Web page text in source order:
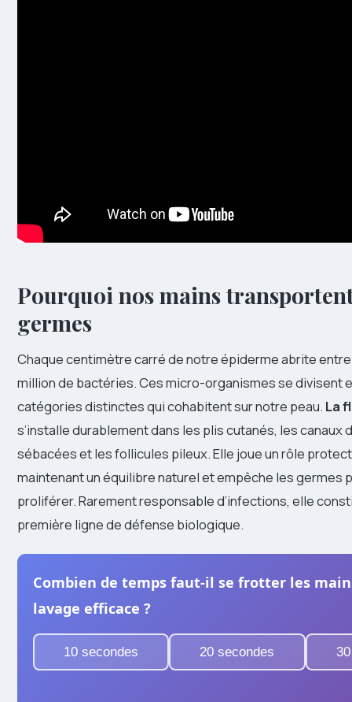
Pourquoi nos mains
germes
Chaque centimètre carré de notre épiderme abrite entre
million de bactéries. Ces micro-organismes se divisent
catégories distinctes qui cohabitent sur notre peau. La
s’installe durablement dans les plis cutanés, les canaux
sébacées et les follicules pileux. Elle joue un rôle
maintenant un équilibre naturel et empêche les germes
proliférer. Rarement responsable d’infections, elle
première ligne de défense biologique.
Combien de temps faut-il se frotter les
lavage efficace ?
10 secondes 20 secondes